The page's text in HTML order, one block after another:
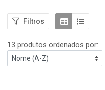
Filtros
13 produtos ordenados por: